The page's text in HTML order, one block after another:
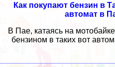
Как покупают бензин в
автомат в
В Пае, катаясь на
бензином в таких вот